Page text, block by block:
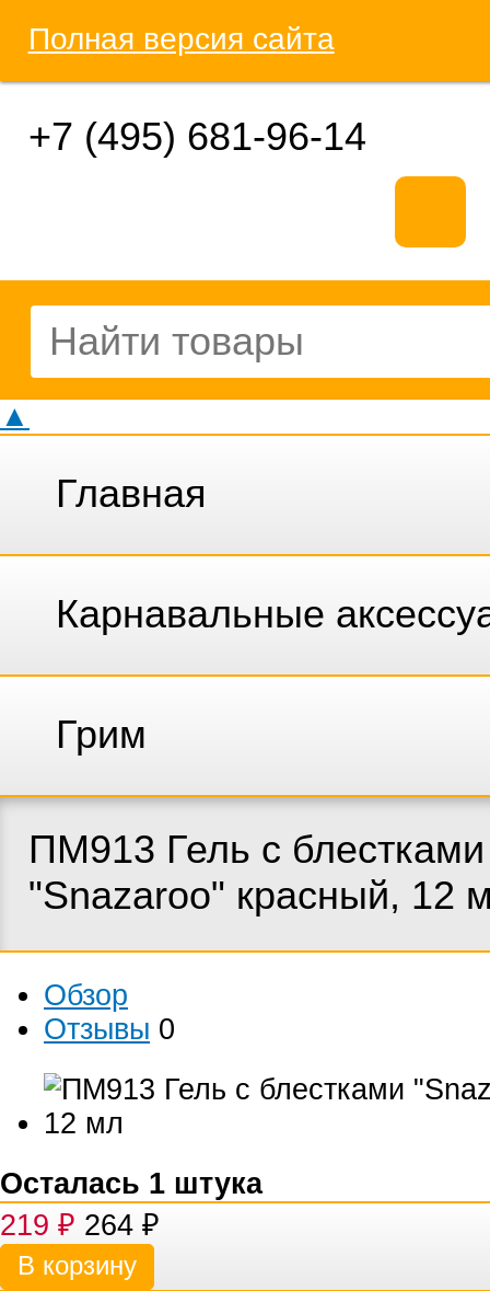
Полная версия сайта
+7 (495) 681-96-14
▲
Главная
Карнавальные
Грим
ПМ913 Гель с блестками
"Snazaroo" красный, 12
Обзор
Отзывы 0
Осталась 1 штука
219 ₽ 264 ₽